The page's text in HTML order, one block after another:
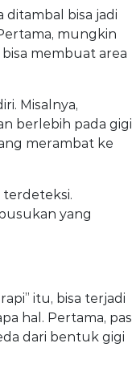
ditambal bisa jadi
mungkin
membuat area
Misalnya,
berlebih pada gigi
merambat ke
terdeteksi.
yang
itu, bisa terjadi
hal. Pertama, pas
dari bentuk gigi